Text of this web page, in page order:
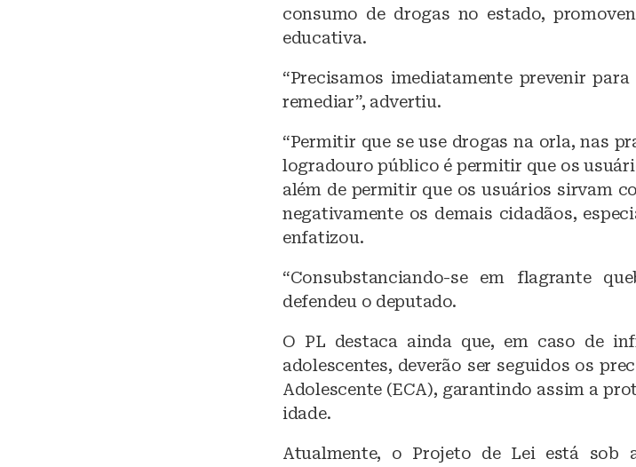
consumo de drogas no estado,
educativa.
“Precisamos imediatamente prevenir
remediar”, advertiu.
“Permitir que se use drogas na orla, nas
logradouro público é permitir que os
além de permitir que os usuários sirvam
negativamente os demais cidadãos,
enfatizou.
“Consubstanciando-se em flagrante
defendeu o deputado.
O PL destaca ainda que, em caso de
adolescentes, deverão ser seguidos os
Adolescente (ECA), garantindo assim a
idade.
Atualmente, o Projeto de Lei está sob